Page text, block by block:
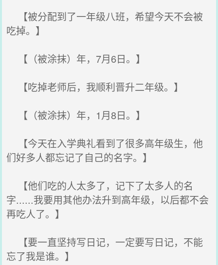
【被分配到了一年级八班，希望今天不会被
吃掉。】
【（被涂抹）年，7月6日。】
【吃掉老师后，我顺利晋升二年级。】
【（被涂抹）年，1月8日。】
【今天在入学典礼看到了很多高年级生，他
们好多人都忘记了自己的名字。】
【他们吃的人太多了，记下了太多人的名
字......我要用其他办法升到高年级，以后都不会
再吃人了。】
【要一直坚持写日记，一定要写日记，不能
忘了我是谁。】